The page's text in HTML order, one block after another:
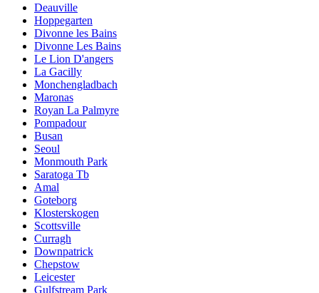
Deauville
Hoppegarten
Divonne les Bains
Divonne Les Bains
Le Lion D'angers
La Gacilly
Monchengladbach
Maronas
Royan La Palmyre
Pompadour
Busan
Seoul
Monmouth Park
Saratoga Tb
Amal
Goteborg
Klosterskogen
Scottsville
Curragh
Downpatrick
Chepstow
Leicester
Gulfstream Park